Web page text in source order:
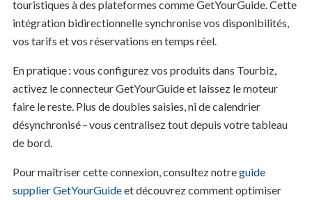
touristiques à des plateformes comme GetYourGuide. Cette
intégration bidirectionnelle synchronise vos disponibilités,
vos tarifs et vos réservations en temps réel.
En pratique : vous configurez vos produits dans Tourbiz,
activez le connecteur GetYourGuide et laissez le moteur
faire le reste. Plus de doubles saisies, ni de calendrier
désynchronisé – vous centralisez tout depuis votre tableau
de bord.
Pour maîtriser cette connexion, consultez notreguide
supplier GetYourGuideet découvrez comment optimiser